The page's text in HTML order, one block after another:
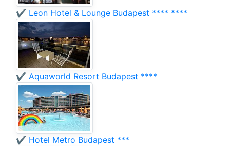
✔️ Leon Hotel & Lounge Budapest **** ****
✔️ Aquaworld Resort Budapest ****
✔️ Hotel Metro Budapest ***